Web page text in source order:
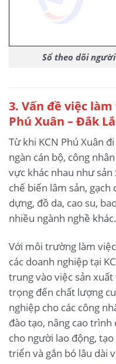
Sổ theo dõi
3. Vấn đề việc
Phú Xuân – Đắk
Từ khi KCN Phú Xuân
ngàn cán bộ, công
vực khác nhau như
chế biến lâm sản, gạch
dựng, đồ da, cao su,
nhiều ngành nghề khác.
Với môi trường làm
các doanh nghiệp tại
trung vào việc sản
trọng đến chất lượng
nghiệp cho các công
đào tạo, nâng cao
cho người lao động,
triển và gắn bó lâu dài